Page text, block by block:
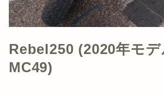
Rebel250 (2020年モ
MC49)